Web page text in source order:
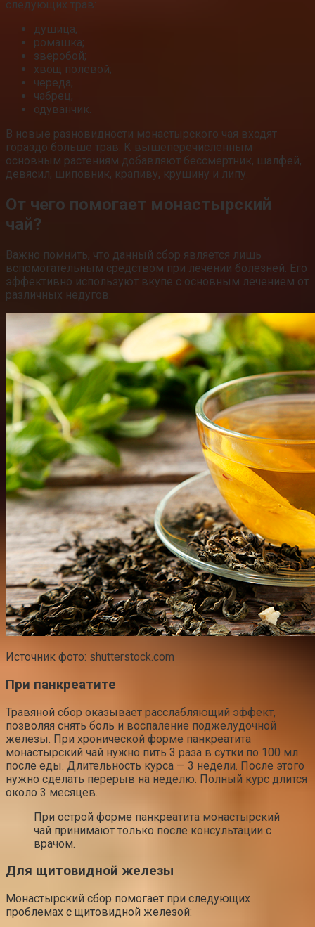
следующих трав:
душица;
ромашка;
зверобой;
хвощ полевой;
череда;
чабрец;
одуванчик.
В новые разновидности монастырского чая входят
гораздо больше трав. К вышеперечисленным
основным растениям добавляют бессмертник, шалфей,
девясил, шиповник, крапиву, крушину и липу.
От чего помогает монастырский
чай?
Важно помнить, что данный сбор является лишь
вспомогательным средством при лечении болезней. Его
эффективно используют вкупе с основным лечением от
различных недугов.
Источник фото: shutterstock.com
При панкреатите
Травяной сбор оказывает расслабляющий эффект,
позволяя снять боль и воспаление поджелудочной
железы. При хронической форме панкреатита
монастырский чай нужно пить 3 раза в сутки по 100 мл
после еды. Длительность курса — 3 недели. После этого
нужно сделать перерыв на неделю. Полный курс длится
около 3 месяцев.
При острой форме панкреатита монастырский
чай принимают только после консультации с
врачом.
Для щитовидной железы
Монастырский сбор помогает при следующих
проблемах с щитовидной железой: